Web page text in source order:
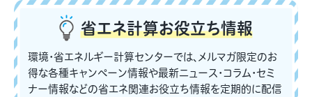
省エネ計算お役立ち情報
環境・省エネルギー計算センターでは、メルマガ限定のお
得な各種キャンペーン情報や最新ニュース・コラム・セミ
ナー情報などの省エネ関連お役立ち情報を定期的に配信